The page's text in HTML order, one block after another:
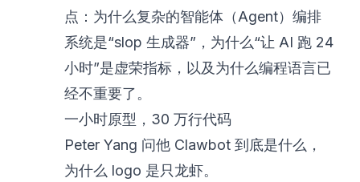
点：为什么复杂的智能体（Agent）编排
系统是“slop 生成器”，为什么“让 AI 跑 24
小时”是虚荣指标，以及为什么编程语言已
经不重要了。
一小时原型，30 万行代码
Peter Yang 问他 Clawbot 到底是什么，
为什么 logo 是只龙虾。